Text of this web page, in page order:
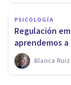
PSICOLOGÍA
Regulación
aprendemos
Blanca Ruiz